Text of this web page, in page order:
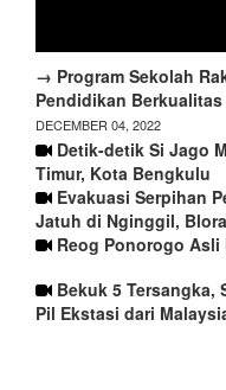
→ Program Sekolah
Pendidikan
DECEMBER 04, 2022
Detik-detik Si Jago
Timur, Kota Bengkulu
Evakuasi Serpihan
Jatuh di Nginggil, Blora
Reog Ponorogo
Bekuk 5 Tersangka,
Pil Ekstasi dari